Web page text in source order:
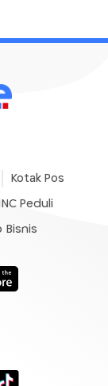
Kotak Pos
Peduli
Bisnis